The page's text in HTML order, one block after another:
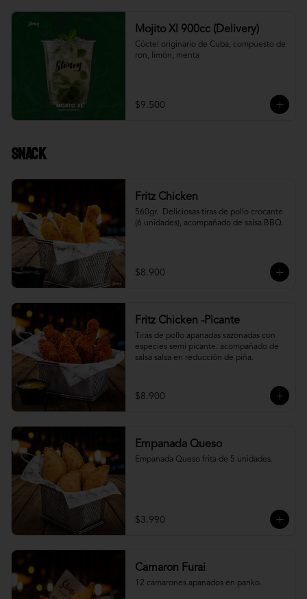
Mojito Xl 900cc (Delivery)
Cóctel originario de Cuba, compuesto de
ron, limón, menta
$9.500
Snack
Fritz Chicken
560gr.  Deliciosas tiras de pollo crocante
(6 unidades), acompañado de salsa BBQ.
$8.900
Fritz Chicken -Picante
Tiras de pollo apanadas sazonadas con
especies semi picante. acompañado de
salsa salsa en reducción de piña.
$8.900
Empanada Queso
Empanada Queso frita de 5 unidades.
$3.990
Camaron Furai
12 camarones apanados en panko.